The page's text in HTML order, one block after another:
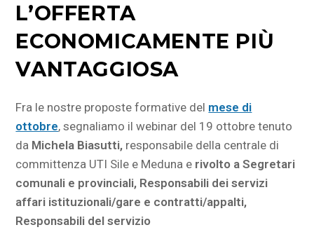
L’OFFERTA
ECONOMICAMENTE PIÙ
VANTAGGIOSA
Fra le nostre proposte formative del mese di
ottobre, segnaliamo il webinar del 19 ottobre tenuto
da Michela Biasutti, responsabile della centrale di
committenza UTI Sile e Meduna e rivolto a Segretari
comunali e provinciali, Responsabili dei servizi
affari istituzionali/gare e contratti/appalti,
Responsabili del servizio